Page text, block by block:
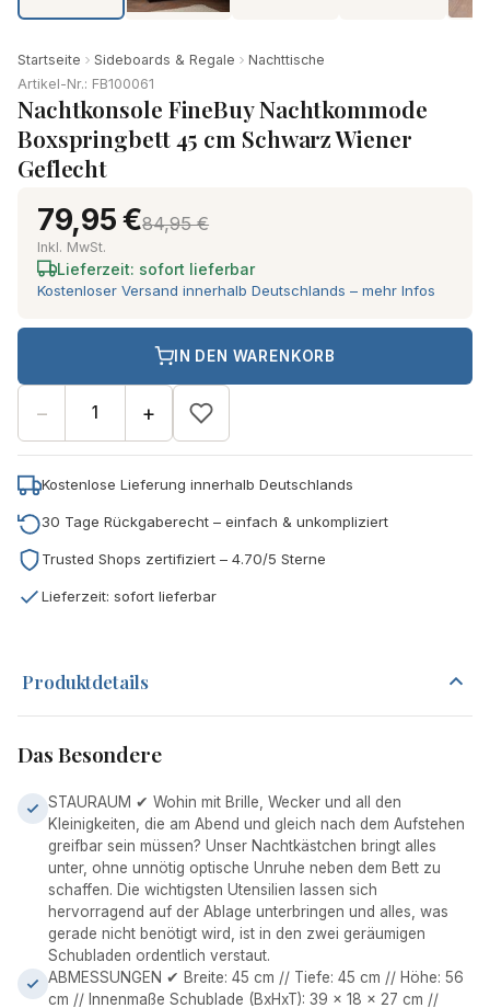
Startseite Sideboards & Regale
Nachttische
Artikel-Nr.: FB100061
Nachtkonsole FineBuy Nachtkommode
Boxspringbett 45 cm Schwarz Wiener
Geflecht
79,95 €84,95 €
Inkl. MwSt.
Lieferzeit: sofort lieferbar
Kostenloser Versand innerhalb Deutschlands – mehr Infos
− +
IN DEN WARENKORB
Kostenlose Lieferung innerhalb Deutschlands
30 Tage Rückgaberecht – einfach & unkompliziert
Trusted Shops zertifiziert – 4.70/5 Sterne
Lieferzeit: sofort lieferbar
Produktdetails
Das Besondere
STAURAUM ✔ Wohin mit Brille, Wecker und all den
Kleinigkeiten, die am Abend und gleich nach dem Aufstehen
greifbar sein müssen? Unser Nachtkästchen bringt alles
unter, ohne unnötig optische Unruhe neben dem Bett zu
schaffen. Die wichtigsten Utensilien lassen sich
hervorragend auf der Ablage unterbringen und alles, was
gerade nicht benötigt wird, ist in den zwei geräumigen
Schubladen ordentlich verstaut.
ABMESSUNGEN ✔ Breite: 45 cm // Tiefe: 45 cm // Höhe: 56
cm // Innenmaße Schublade (BxHxT): 39 x 18 x 27 cm //